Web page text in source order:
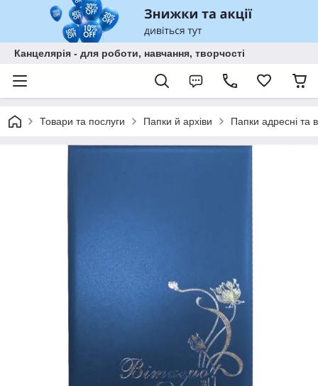
Канцелярія - для роботи, навчання, творчості
Товари та послуги Папки й архіви Папки адресні та